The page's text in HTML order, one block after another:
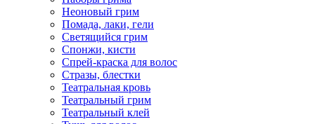
Неоновый грим
Помада, лаки, гели
Светящийся грим
Спонжи, кисти
Спрей-краска для волос
Стразы, блестки
Театральная кровь
Театральный грим
Театральный клей